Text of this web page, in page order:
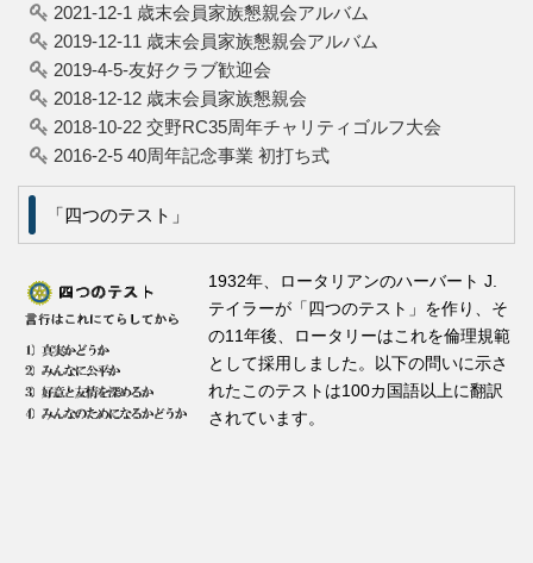
2021-12-1 歳末会員家族懇親会アルバム
2019-12-11 歳末会員家族懇親会アルバム
2019-4-5-友好クラブ歓迎会
2018-12-12 歳末会員家族懇親会
2018-10-22 交野RC35周年チャリティゴルフ大会
2016-2-5 40周年記念事業 初打ち式
「四つのテスト」
1932年、ロータリアンのハーバート J.
テイラーが「四つのテスト」を作り、そ
の11年後、ロータリーはこれを倫理規範
として採用しました。以下の問いに示さ
れたこのテストは100カ国語以上に翻訳
されています。